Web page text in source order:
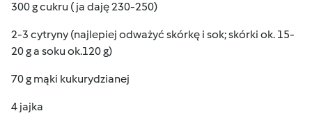
300 g cukru ( ja daję 230-250)
2-3 cytryny (najlepiej odważyć skórkę i sok; skórki ok. 15-
20 g a soku ok.120 g)
70 g mąki kukurydzianej
4 jajka